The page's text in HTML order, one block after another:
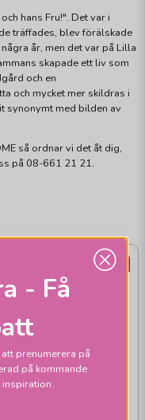
hans Fru!". Det var i
träffades, blev förälskade
år, men det var på Lilla
skapade ett liv som
och en
och mycket mer skildras i
synonymt med bilden av
så ordnar vi det åt dig,
på 08-661 21 21.
22%
- Få
prenumerera på
på kommande
inspiration.